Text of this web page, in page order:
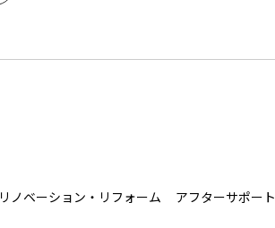
リノベーション・リフォーム
アフターサポート